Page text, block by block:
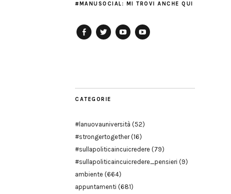
#MANUSOCIAL: MI TROVI ANCHE QUI
CATEGORIE
#lanuovauniversità (52)
#strongertogether(16)
#sullapoliticaincuicredere (79)
#sullapoliticaincuicredere_pensieri (9)
ambiente (664)
appuntamenti (681)